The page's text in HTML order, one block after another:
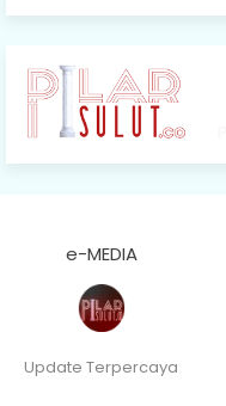
e-MEDIA
Update Terpercaya